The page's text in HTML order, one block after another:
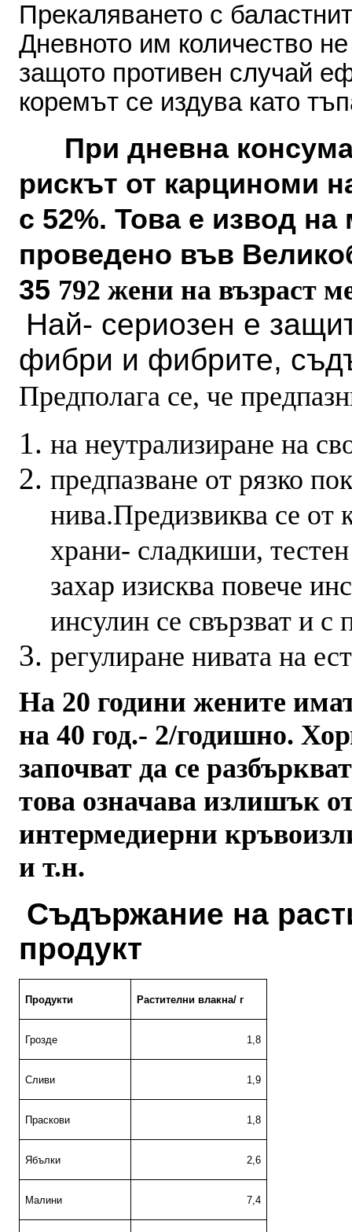
Прекаляването с
Дневното им количество не
защото противен случай
коремът се издува като
При дневна
рискът от карциноми
с 52%. Това е извод
проведено във
35 792 жени на възраст
Най- сериозен е
фибри и фибрите,
Предполага се, че
на неутрализиране на
предпазване от рязко
нива.Предизвиква се от
храни- сладкиши,
захар изисква повече
инсулин се свързват и
регулиране нивата на
На 20 години жените
на 40 год.- 2/годишно.
започват да се
това означава излишък
интермедиерни
и т.н.
Съдържание на
продукт
Продукти Растителни влакна/ г
Грозде 1,8
Сливи 1,9
Праскови 1,8
Ябълки 2,6
Малини 7,4